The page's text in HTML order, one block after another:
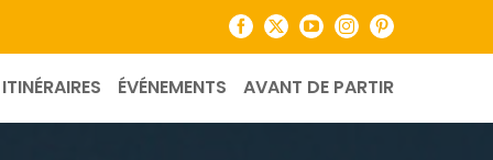
Facebook
X YouTubeInstagramPinterest
ÉVÉNEMENTS AVANT DE PARTIR